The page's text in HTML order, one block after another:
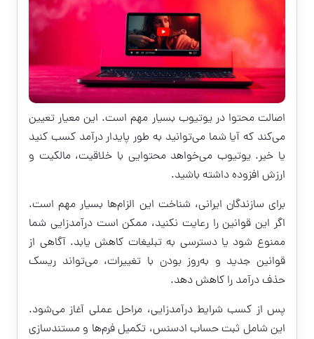
اصالت محتوا در یوتیوب بسیار مهم است. این معیار تعیین
می‌کند که آیا شما می‌توانید به طور پایدار درآمد کسب کنید
یا خیر. یوتیوب می‌خواهد محتوایی با خلاقیت، مالکیت و
ارزش افزوده داشته باشید.
برای سازندگان ایرانی، شناخت این الزام‌ها بسیار مهم است.
اگر این قوانین را رعایت نکنید، ممکن است درآمدزایی شما
ممنوع شود یا دسترسی به تبلیغات کاهش یابد. آگاهی از
قوانین جدید و به‌روز بودن با تغییرات، می‌تواند ریسک
حذف درآمد را کاهش دهد.
پس از کسب شرایط درآمدزایی، مراحل عملی آغاز می‌شود.
این شامل ثبت حساب ادسنس، تکمیل فرم‌ها و مستندسازی